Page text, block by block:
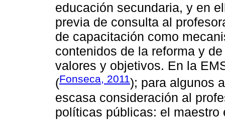
educación secundaria, y en
previa de consulta al
de capacitación como
contenidos de la reforma y
valores y objetivos. En la
(Fonseca, 2011); para algunos
escasa consideración al
políticas públicas: el maestro